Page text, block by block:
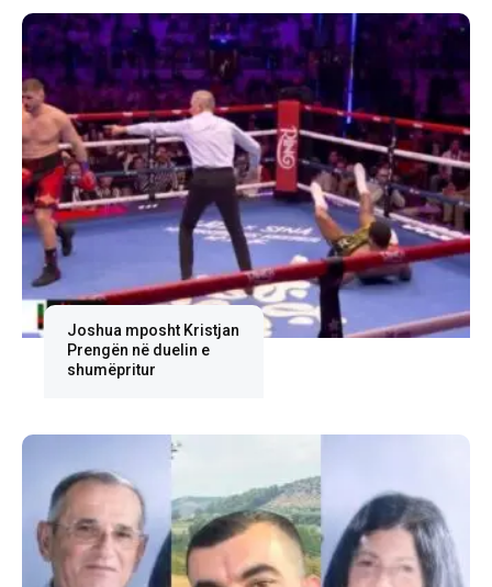
Joshua mposht Kristjan
Prengën në duelin e
shumëpritur